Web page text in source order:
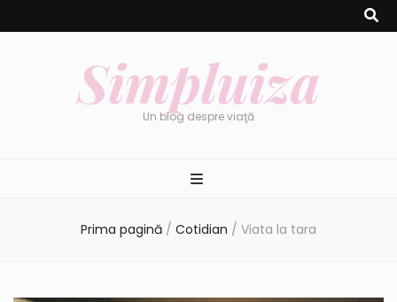
Simpluiza
Un blog despre viaţă
Prima pagină / Cotidian / Viata la tara